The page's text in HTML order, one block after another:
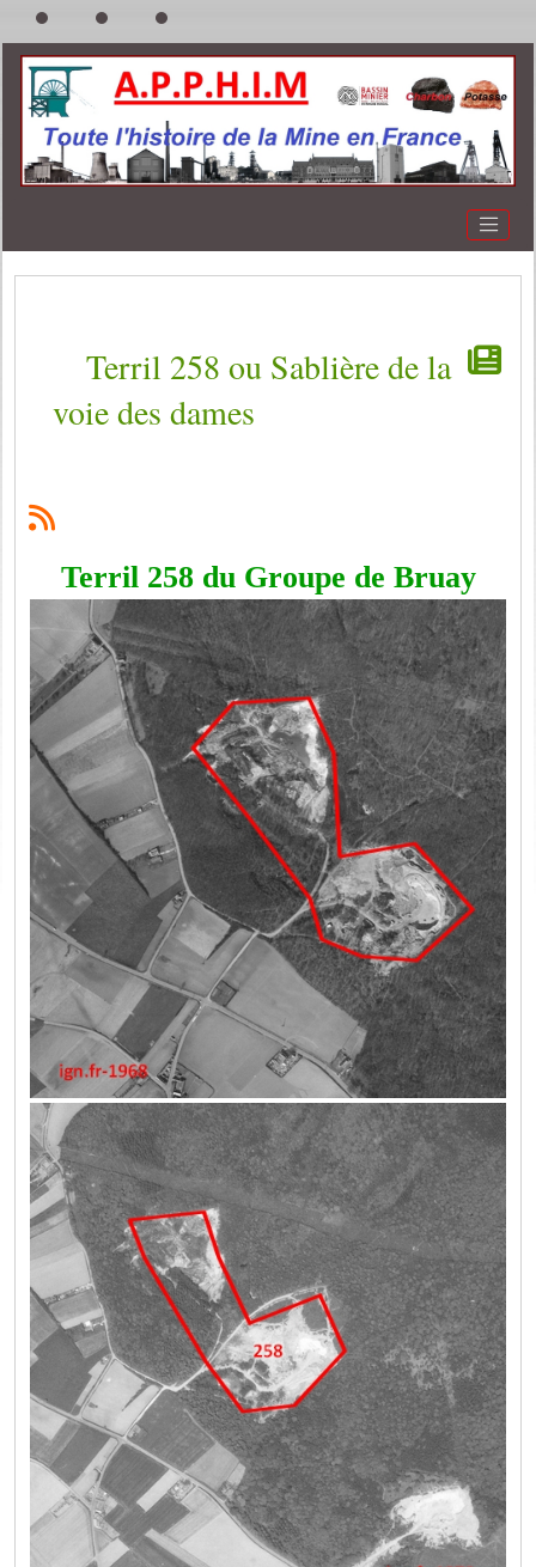
Terril 258 ou Sablière de la
voie des dames
Terril 258 du Groupe de Bruay